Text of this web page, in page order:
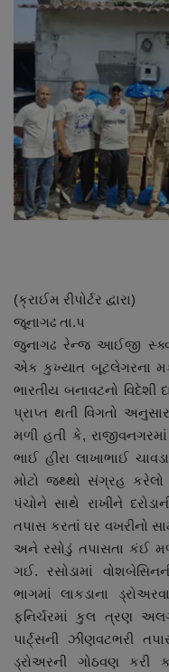
About Author
Contact
Dipotsav Special
આંતરરાષ્ટ્રીય
રાષ્ટ્રીય
જુનાગઢ
Support US
બજારના સમાચાર
નાણાંકીય સમાચાર
સ્થાનિક સમાચાર
સ્પોર્ટ્સ
રાશિફળ
ગુનાખોરી
બોલિવૂડ
(ક્રાઈમ રીપોર્ટર દ્વારા)
જૂનાગઢ તા.પ
જુનાગઢ રેન્જ આઈજી
એક કુખ્યાત બૂટલેગરના
ભારતીય બનાવટનો
પ્રાપ્ત થતી વિગતો
મળી હતી કે,
ભાઈ હીરા લાખાભાઈ
મોટો જથ્થો સંગ્રહ કરેલો
પંચોને સાથે રાખીને
તપાસ કરતાં ઘર વખરીનો
અને રસોડું તપાસતા કંઈ
ગઈ. રસોડામાં
ભાગમાં લાકડાના
ફનિર્ચરમાં કુલ ત્રણ
પાર્ટ્સની ઝીણવટભરી
ડ્રોઅરની ગોઠવણ કરી